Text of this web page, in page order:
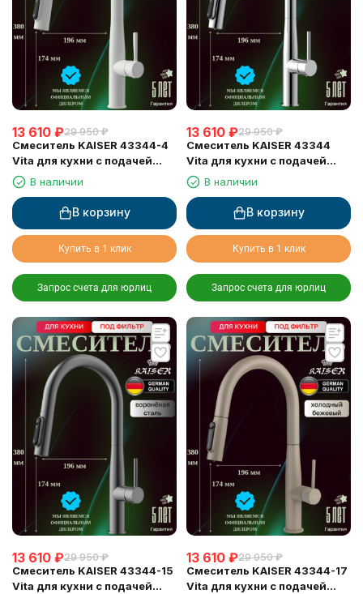
13 610 ₽29 950 ₽
Смеситель KAISER 43344-4
Vita для кухни с подачей
фильтрованной воды
В наличии
В корзину
Купить в 1 клик
Запрос счета для юрлиц
13 610 ₽29 950 ₽
Смеситель KAISER 43344
Vita для кухни с подачей
фильтрованной воды
В наличии
В корзину
Купить в 1 клик
Запрос счета для юрлиц
13 610 ₽29 950 ₽
Смеситель KAISER 43344-15
Vita для кухни с подачей
13 610 ₽29 950 ₽
Смеситель KAISER 43344-17
Vita для кухни с подачей